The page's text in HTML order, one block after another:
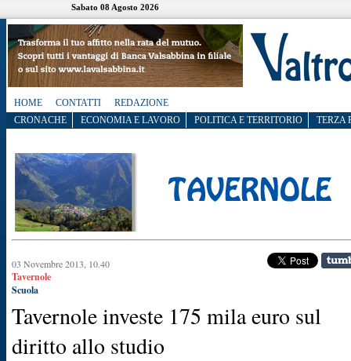
Sabato 08 Agosto 2026
HOME CONTATTI
REDAZIONE
CRONACHE
ECONOMIA E LAVORO POLITICA E TERRITORIO TERZA
03 Novembre 2013, 10.40
Tavernole
Scuola
Tavernole investe 175 mila euro sul
diritto allo studio